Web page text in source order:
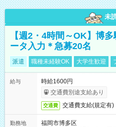
未
【週2・4時間～OK】博
ータ入力＊急募20名
派遣 職種未経験OK 大学生歓迎
給与
時給1600円
交通費別途支給あり
交通費 交通費支給(規定有)
勤務地
福岡市博多区